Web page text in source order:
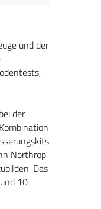
und der
der
Northrop
Das
10